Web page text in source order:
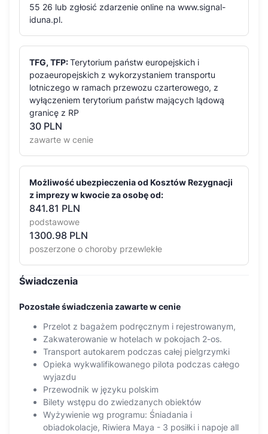
55 26 lub zgłosić zdarzenie online na www.signal-
iduna.pl.
TFG, TFP:Terytorium państw europejskich i
pozaeuropejskich z wykorzystaniem transportu
lotniczego w ramach przewozu czarterowego, z
wyłączeniem terytorium państw mających lądową
granicę z RP
30 PLN
zawarte w cenie
Możliwość ubezpieczenia od Kosztów Rezygnacji
z imprezy w kwocie za osobę od:
841.81 PLN
podstawowe
1300.98 PLN
poszerzone o choroby przewlekłe
Świadczenia
Pozostałe świadczenia zawarte w cenie
Przelot z bagażem podręcznym i rejestrowanym,
Zakwaterowanie w hotelach w pokojach 2-os.
Transport autokarem podczas całej pielgrzymki
Opieka wykwalifikowanego pilota podczas całego
wyjazdu
Przewodnik w języku polskim
Bilety wstępu do zwiedzanych obiektów
Wyżywienie wg programu: Śniadania i
obiadokolacje, Riwiera Maya - 3 posiłki i napoje all